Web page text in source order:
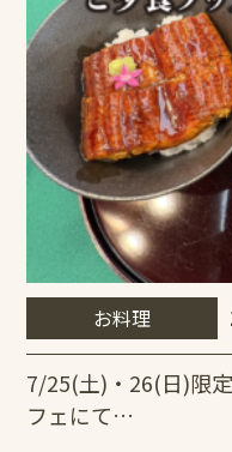
お料理
7/25(土)・26(日)限
フェにて…